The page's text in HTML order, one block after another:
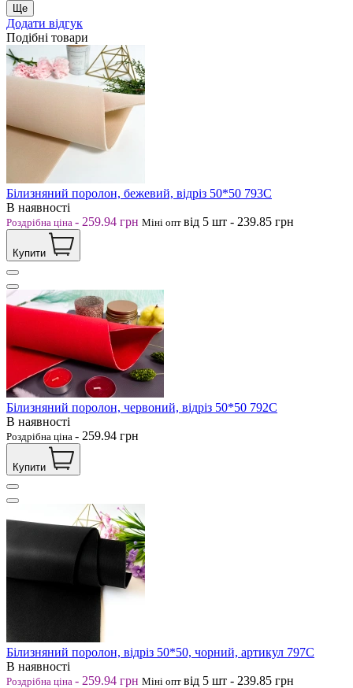
Ще
Додати відгук
Подібні товари
Білизняний поролон, бежевий, відріз 50*50 793С
В наявності
Роздрібна ціна - 259.94 грн Міні опт від 5 шт - 239.85 грн
Купити
Білизняний поролон, червоний, відріз 50*50 792С
В наявності
Роздрібна ціна - 259.94 грн
Купити
Білизняний поролон, відріз 50*50, чорний, артикул 797С
В наявності
Роздрібна ціна - 259.94 грн Міні опт від 5 шт - 239.85 грн